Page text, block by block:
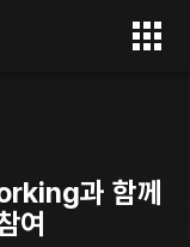
과 함께
여